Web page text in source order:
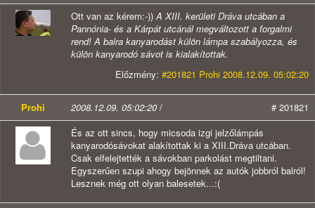
Ott van az kérem:-))A XIII. kerületi Dráva utcában a
Pannónia- és a Kárpát utcánál megváltozott a forgalmi
rend! A balra kanyarodást külön lámpa szabályozza, és
külön kanyarodó sávot is kialakítottak.
Előzmény: #201821 Prohi 2008.12.09. 05:02:20
Prohi 2008.12.09. 05:02:20 /
# 201821
És az ott sincs, hogy micsoda izgi jelzőlámpás
kanyarodósávokat alakítottak ki a XIII.Dráva utcában.
Csak elfelejtették a sávokban parkolást megtiltani.
Egyszerűen szupi ahogy bejönnek az autók jobbról balról!
Lesznek még ott olyan balesetek...:(